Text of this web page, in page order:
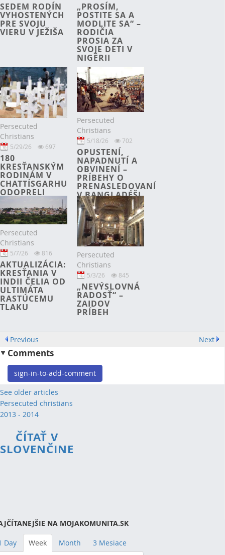
SEDEM RODÍN
VYHOSTENÝCH
PRE SVOJU
VIERU V JEŽIŠA
„PROSÍM,
POSTITE SA A
MODLITE SA“ –
RODIČIA
PROSIA ZA
SVOJE DETI V
NIGÉRII
Persecuted
Christians
5/29/26 697
180
KRESŤANSKÝM
RODINÁM V
CHATTÍSGARHU
ODOPRELI
EKONOMICKÉ
PRÁVA
Persecuted
Christians
5/18/26 702
OPUSTENÍ,
NAPADNUTÍ A
OBVINENÍ –
PRÍBEHY O
PRENASLEDOVANÍ
V BANGLADÉŠI
Persecuted
Christians
5/7/26 816
AKTUALIZÁCIA:
KRESŤANIA V
INDII ČELIA OD
ULTIMÁTA
RASTÚCEMU
TLAKU
Persecuted
Christians
5/3/26 845
„NEVÝSLOVNÁ
RADOSŤ“ –
ZAIDOV
PRÍBEH
Previous Next
Comments
sign-in-to-add-comment
See older articles
Persecuted christians
2013 - 2014
ČÍTAŤ V
SLOVENČINE
NA MOJAKOMUNITA.SK
Day Week Month 3 Mesiace